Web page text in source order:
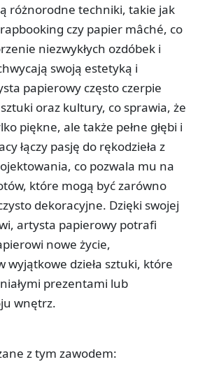
różnorodne techniki, takie jak
czy papier mâché, co
niezwykłych ozdóbek i
swoją estetyką i
papierowy często czerpie
oraz kultury, co sprawia, że
piękne, ale także pełne głębi i
łączy pasję do rękodzieła z
co pozwala mu na
które mogą być zarówno
dekoracyjne. Dzięki swojej
artysta papierowy potrafi
nowe życie,
wyjątkowe dzieła sztuki, które
prezentami lub
wnętrz.
z tym zawodem: